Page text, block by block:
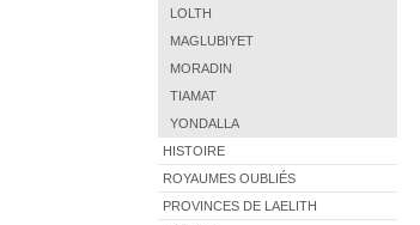
LOLTH
MAGLUBIYET
MORADIN
TIAMAT
YONDALLA
HISTOIRE
ROYAUMES OUBLIÉS
PROVINCES DE LAELITH